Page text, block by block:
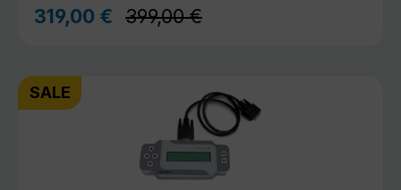
Verkaufspreis:
319,00 € Regulärer Preis:
399,00 €
SALE